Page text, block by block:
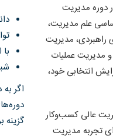
دوره مدیریت
علم مدیریت،
راهبردی، مدیریت
و مدیریت عملیات
انتخابی خود،
عالی کسب‌وکار
تجربه مدیریت
اگر
گزینه